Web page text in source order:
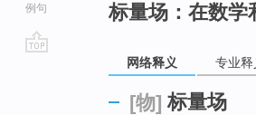
例句
标量场：在数学
网络释义 专业释
[物] 标量场